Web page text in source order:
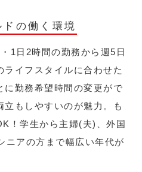
の働く環境
1日2時間の勤務から週5日
イフスタイルに合わせた
に勤務希望時間の変更がで
立もしやすいのが魅力。も
！学生から主婦(夫)、外国
ニアの方まで幅広い年代が